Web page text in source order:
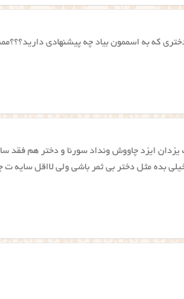
که به اسممون بیاد چه پیشنهادی
ایزد چاووش ونداد سورنا و دختر هم فقد
بده مثل دختر بی ثمر باشی ولی لااقل سایه ت